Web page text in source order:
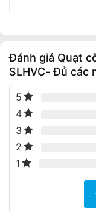
Đánh giá Quạt
SLHVC- Đủ các
5
4
3
2
1